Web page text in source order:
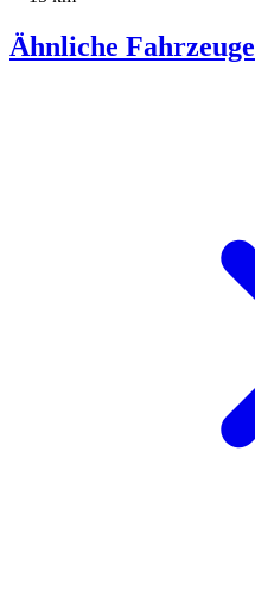
Ähnliche Fahrzeuge